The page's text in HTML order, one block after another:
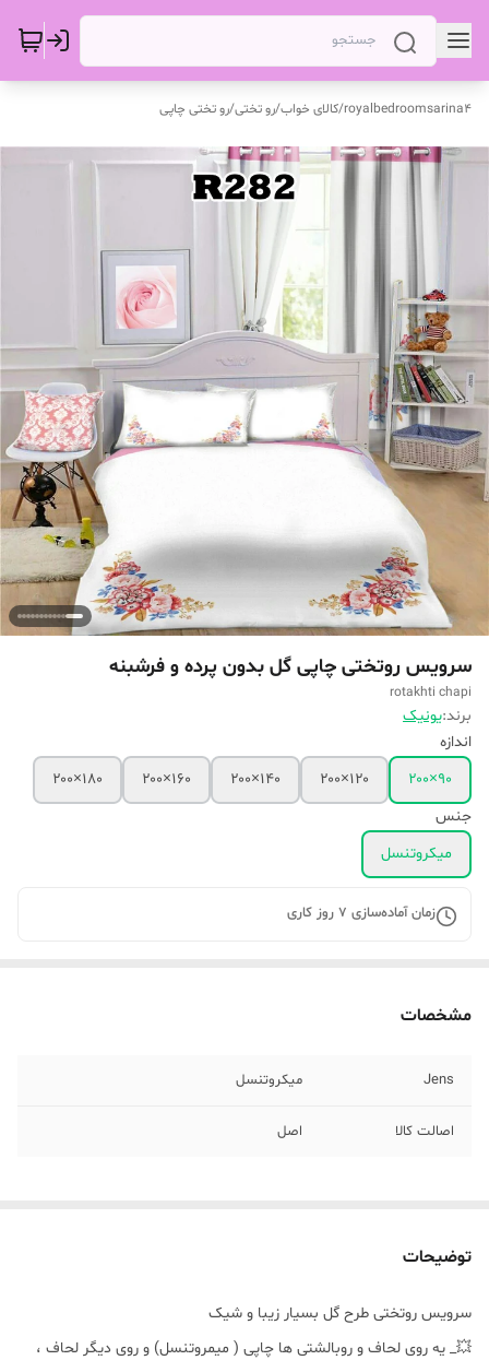
royalbedroomsarina4
/کالای خواب/رو تختی/رو تختی چاپی
سرویس روتختی چاپی گل بدون پرده و فرشبنه
rotakhti chapi
برند:یونیک
اندازه
۹۰×۲۰۰
۱۲۰×۲۰۰ ۱۴۰×۲۰۰ ۱۶۰×۲۰۰
۱۸۰×۲۰۰
جنس
میکروتنسل
زمان آماده‌سازی 7 روز کاری
مشخصات
Jens میکروتنسل
اصالت کالا اصل
توضیحات
سرویس روتختی طرح گل بسیار زیبا و شیک
💥_ یه روی لحاف و روبالشتی ها چاپی ( میمروتنسل) و روی دیگر لحاف ،